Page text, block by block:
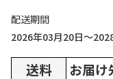
配送期間
2026年03月20日～
送料
お届け